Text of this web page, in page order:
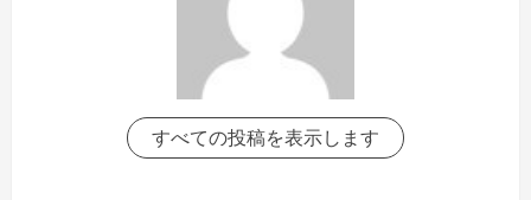
すべての投稿を表示します